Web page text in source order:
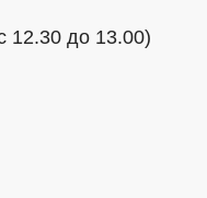
12.30 до 13.00)